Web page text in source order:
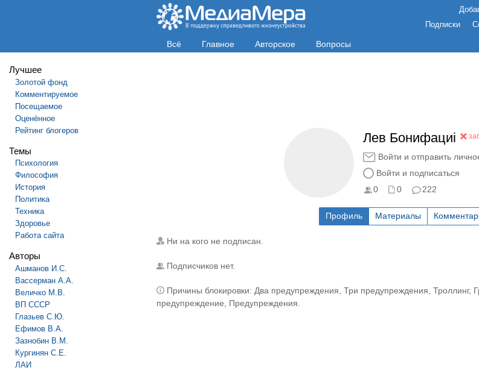
Подписки
Всё Главное Авторское Вопросы
Лучшее
Золотой фонд
Комментируемое
Посещаемое
Оценённое
Рейтинг блогеров
Темы
Психология
Философия
История
Политика
Техника
Здоровье
Работа сайта
Авторы
Ашманов И.С.
Вассерман А.А.
Величко М.В.
ВП СССР
Глазьев С.Ю.
Ефимов В.А.
Зазнобин В.М.
Кургинян С.Е.
ЛАИ
Лeв Бoнифaциi
Войти и отправить
Войти и подписаться
0
0 222
Профиль Материалы
Ни на кого не подписан.
Подписчиков нет.
Причины блокировки: Два предупреждения, Три предупреждения, Троллинг,
предупреждение, Предупреждения.